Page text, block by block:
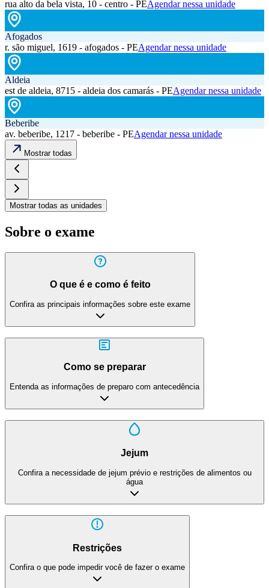
rua alto da bela vista, 10 - centro - PEAgendar nessa unidade
Afogados
r. são miguel, 1619 - afogados - PEAgendar nessa unidade
Aldeia
est de aldeia, 8715 - aldeia dos camarás - PEAgendar nessa unidade
Beberibe
av. beberibe, 1217 - beberibe - PEAgendar nessa unidade
Mostrar todas
Mostrar todas as unidades
Sobre o exame
O que é e como é feito
Confira as principais informações sobre este exame
Como se preparar
Entenda as informações de preparo com antecedência
Jejum
Confira a necessidade de jejum prévio e restrições de alimentos ou
água
Restrições
Confira o que pode impedir você de fazer o exame